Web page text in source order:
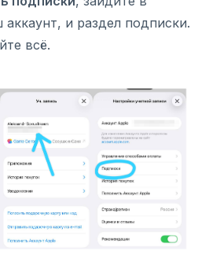
и раздел подписки.
всё.